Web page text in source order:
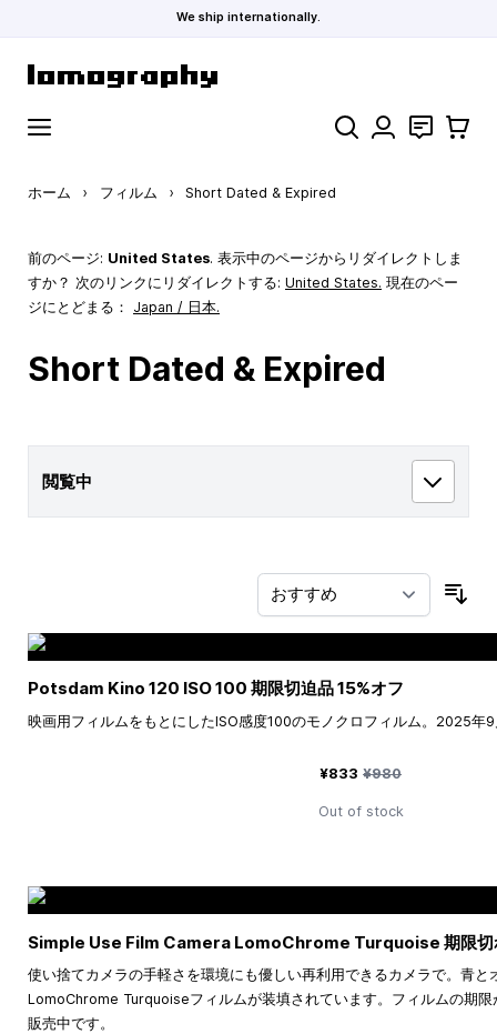
We ship internationally.
検索 お問い合わ
カート
ホーム › フィルム › Short Dated & Expired
前のページ: United States. 表示中のページからリダイレクトしま
すか？ 次のリンクにリダイレクトする: United States. 現在のペー
ジにとどまる： Japan / 日本.
Short Dated & Expired
閲覧中
Potsdam Kino 120 ISO 100 期限切迫品 15%オフ
映画用フィルムをもとにしたISO感度100のモノクロフィルム。2025年
特別価格
¥833 通常価格
¥980
Out of stock
Simple Use Film Camera LomoChrome Turquoise 期限切
使い捨てカメラの手軽さを環境にも優しい再利用できるカメラで。青と
LomoChrome Turquoiseフィルムが装填されています。フィルムの期
販売中です。